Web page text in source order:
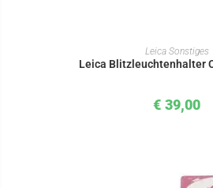
IN DENLeica Sonstiges
Leica Blitzleuchtenhalter
€ 39,00